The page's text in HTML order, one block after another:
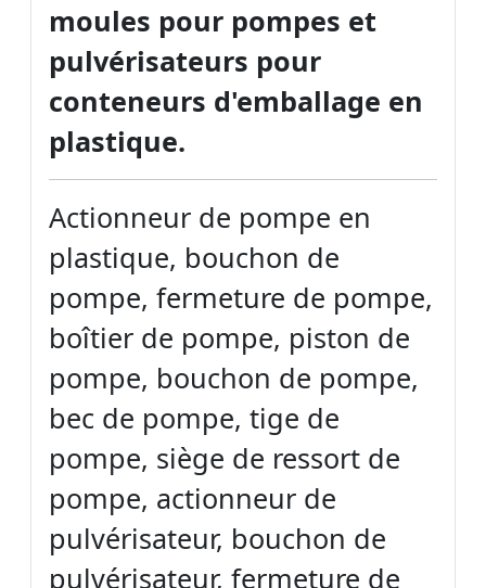
moules pour pompes et
pulvérisateurs pour
conteneurs d'emballage en
plastique.
Actionneur de pompe en
plastique, bouchon de
pompe, fermeture de pompe,
boîtier de pompe, piston de
pompe, bouchon de pompe,
bec de pompe, tige de
pompe, siège de ressort de
pompe, actionneur de
pulvérisateur, bouchon de
pulvérisateur, fermeture de